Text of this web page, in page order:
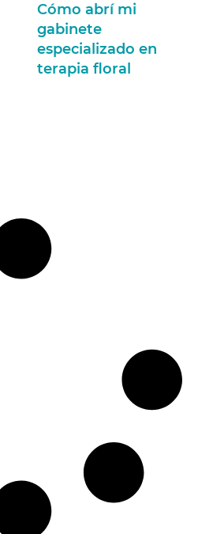
Cómo abrí mi
gabinete
especializado en
terapia floral